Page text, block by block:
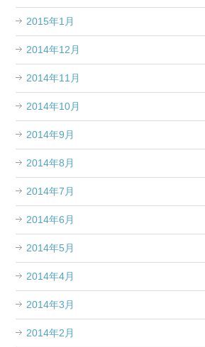
2015年1月
2014年12月
2014年11月
2014年10月
2014年9月
2014年8月
2014年7月
2014年6月
2014年5月
2014年4月
2014年3月
2014年2月